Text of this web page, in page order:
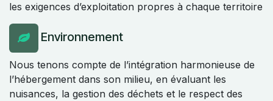
les exigences d’exploitation propres à chaque territoire
Environnement
Nous tenons compte de l’intégration harmonieuse de
l’hébergement dans son milieu, en évaluant les
nuisances, la gestion des déchets et le respect des